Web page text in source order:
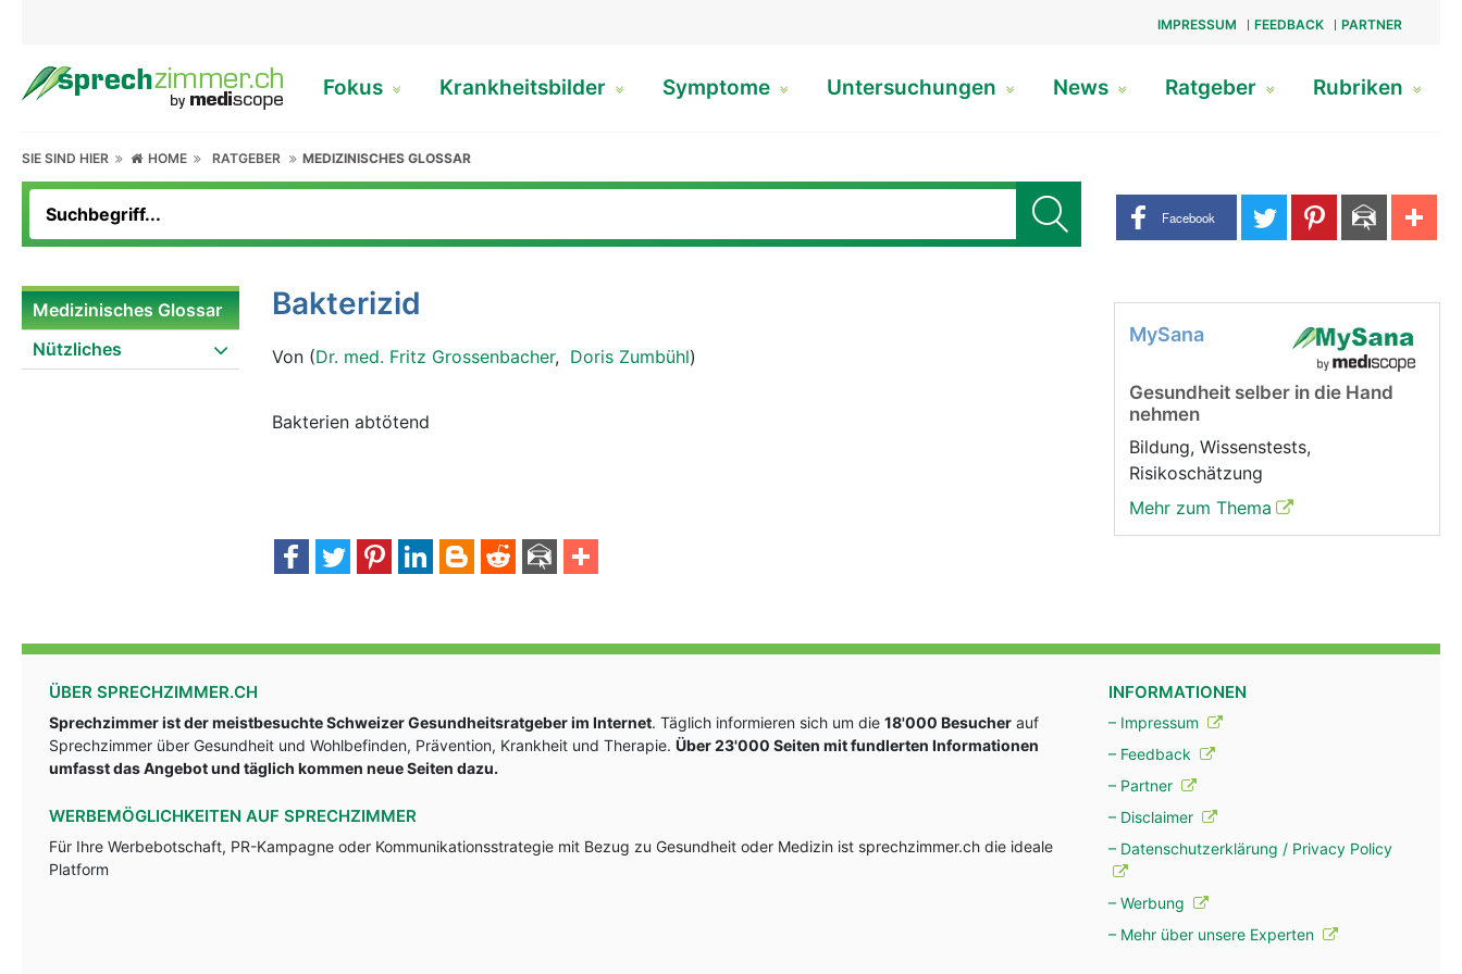
IMPRESSUM FEEDBACK PARTNER
Fokus Krankheitsbilder Symptome Untersuchungen News Ratgeber Rubriken
SIE SIND HIER HOME RATGEBER MEDIZINISCHES GLOSSAR
Share buttons
Facebook
Medizinisches Glossar
Nützliches
Bakterizid
Von (Dr. med. Fritz Grossenbacher, Doris Zumbühl)
Bakterien abtötend
MySana
Gesundheit selber in die Hand
nehmen
Bildung, Wissenstests,
Risikoschätzung
Mehr zum Thema
ÜBER SPRECHZIMMER.CH
Sprechzimmer ist der meistbesuchte Schweizer Gesundheitsratgeber im Internet. Täglich informieren sich um die 18'000 Besucher auf
Sprechzimmer über Gesundheit und Wohlbefinden, Prävention, Krankheit und Therapie. Über 23'000 Seiten mit fundlerten Informationen
umfasst das Angebot und täglich kommen neue Seiten dazu.
WERBEMÖGLICHKEITEN AUF SPRECHZIMMER
Für Ihre Werbebotschaft, PR-Kampagne oder Kommunikationsstrategie mit Bezug zu Gesundheit oder Medizin ist sprechzimmer.ch die ideale
Platform
INFORMATIONEN
– Impressum
– Feedback
– Partner
– Disclaimer
– Datenschutzerklärung / Privacy Policy
– Werbung
– Mehr über unsere Experten